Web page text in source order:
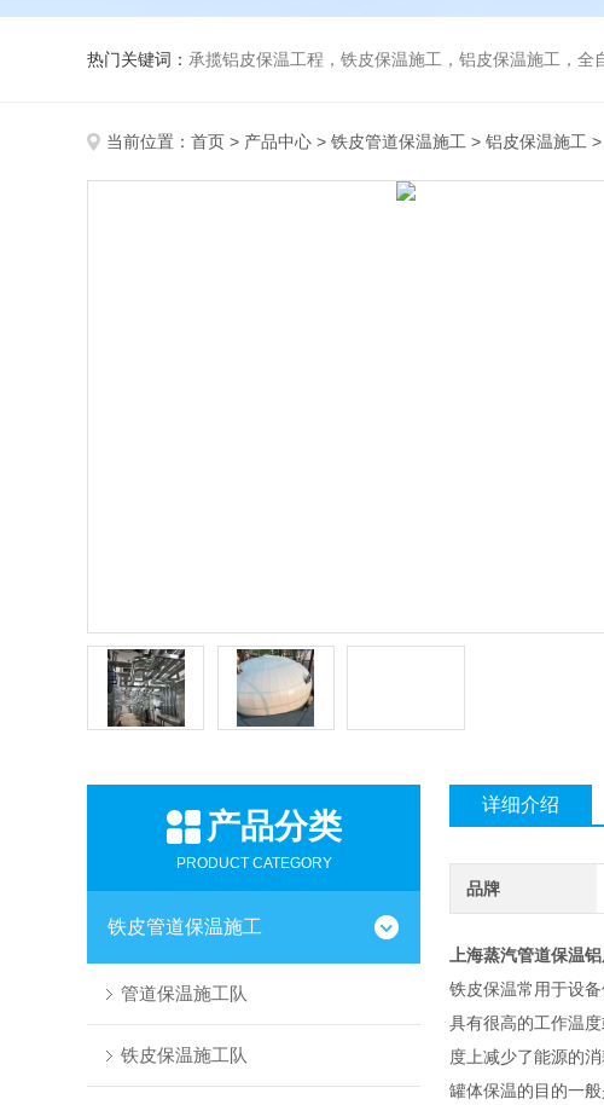
热门关键词： 承揽铝皮保温工程，铁皮保温施工，铝皮保温施工，
当前位置： 首页 > 产品中心 > 铁皮管道保温施工 > 铝皮保温施工
产品分类
PRODUCT CATEGORY
铁皮管道保温施工
管道保温施工队
铁皮保温施工队
详细介绍
品牌
上海蒸汽管道保温
铁皮保温常用于设
具有很高的工作温
度上减少了能源的
罐体保温的目的一